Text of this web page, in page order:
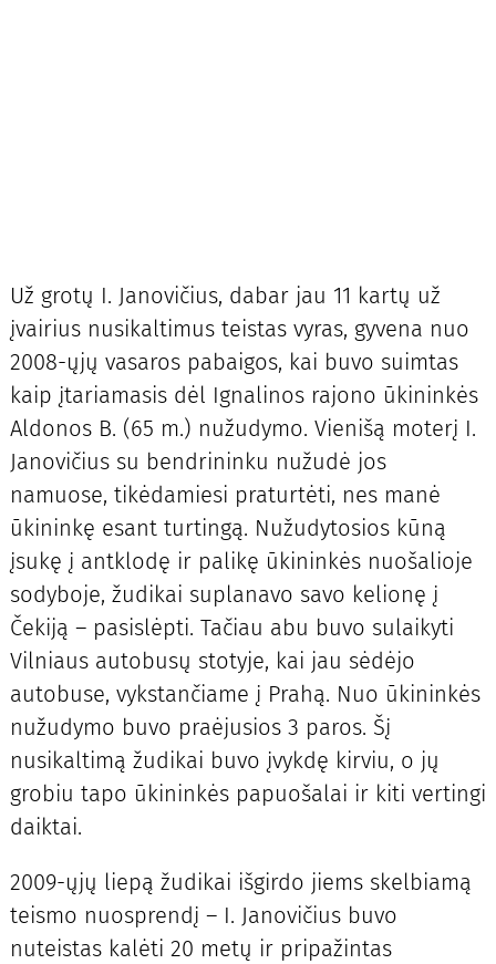
Už grotų I. Janovičius, dabar jau 11 kartų už
įvairius nusikaltimus teistas vyras, gyvena nuo
2008-ųjų vasaros pabaigos, kai buvo suimtas
kaip įtariamasis dėl Ignalinos rajono ūkininkės
Aldonos B. (65 m.) nužudymo. Vienišą moterį I.
Janovičius su bendrininku nužudė jos
namuose, tikėdamiesi praturtėti, nes manė
ūkininkę esant turtingą. Nužudytosios kūną
įsukę į antklodę ir palikę ūkininkės nuošalioje
sodyboje, žudikai suplanavo savo kelionę į
Čekiją – pasislėpti. Tačiau abu buvo sulaikyti
Vilniaus autobusų stotyje, kai jau sėdėjo
autobuse, vykstančiame į Prahą. Nuo ūkininkės
nužudymo buvo praėjusios 3 paros. Šį
nusikaltimą žudikai buvo įvykdę kirviu, o jų
grobiu tapo ūkininkės papuošalai ir kiti vertingi
daiktai.
2009-ųjų liepą žudikai išgirdo jiems skelbiamą
teismo nuosprendį – I. Janovičius buvo
nuteistas kalėti 20 metų ir pripažintas